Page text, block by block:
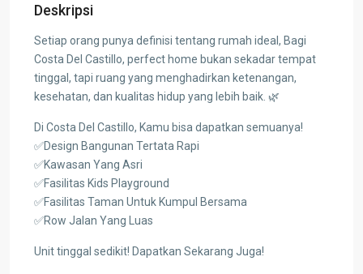
Deskripsi
Setiap orang punya definisi tentang rumah ideal, Bagi
Costa Del Castillo, perfect home bukan sekadar tempat
tinggal, tapi ruang yang menghadirkan ketenangan,
kesehatan, dan kualitas hidup yang lebih baik. 🌿
Di Costa Del Castillo, Kamu bisa dapatkan semuanya!
✅Design Bangunan Tertata Rapi
✅Kawasan Yang Asri
✅Fasilitas Kids Playground
✅Fasilitas Taman Untuk Kumpul Bersama
✅Row Jalan Yang Luas
Unit tinggal sedikit! Dapatkan Sekarang Juga!